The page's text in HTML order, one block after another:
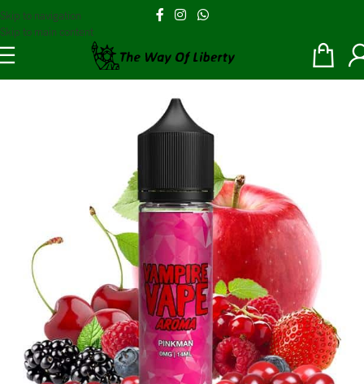
Skip to navigation
Skip to main content